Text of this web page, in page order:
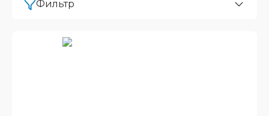
Фильтр